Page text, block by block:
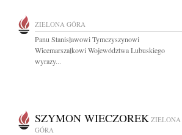
ZIELONA GÓRA
Panu Stanisławowi Tymczyszynowi
Wicemarszałkowi Województwa Lubuskiego
wyrazy...
SZYMON WIECZOREK ZIELONA
GÓRA